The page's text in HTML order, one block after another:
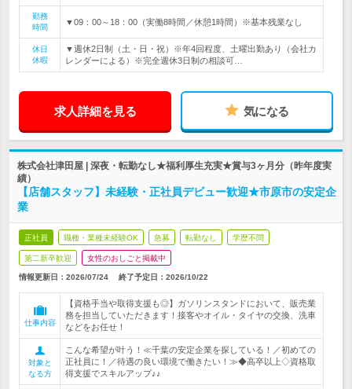
勤務
時間
▼09：00～18：00（実働8時間／休憩1時間）※基本残業なし
休日
休暇
▼週休2日制（土・日・祝）※年4回程度、土曜出勤あり（会社カ
レンダーによる）※完全週休3日制の相談可…
求人詳細を見る 気になる
株式会社津田屋 | 深夜・転勤なし★福利厚生充実★賞与3ヶ月分（昨年度実
績）
【店舗スタッフ】未経験・正社員デビュー歓迎★市原市の安定企
業
正社員 職種・業種未経験OK 急募 転勤なし 学歴不問
第二新卒歓迎 女性のおしごと掲載中
情報更新日：2026/07/24 終了予定日： 2026/10/22
仕事内容
【資格手当や取得支援も◎】ガソリンスタンドにおいて、販売業
務を担当していただきます！接客やオイル・タイヤの交換、洗車
などをお任せ！
対象と
なる方
こんな希望が叶う！≪千葉の安定企業を探している！／初めての
正社員に！／待遇の良い環境で働きたい！≫◆高卒以上◇資格取
得支援でスキルアップ♪♪